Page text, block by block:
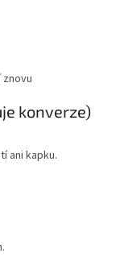
konverze)
ani kapku.